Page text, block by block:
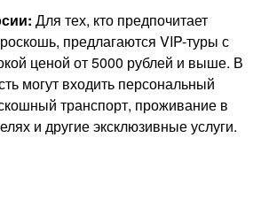
Для тех, кто предпочитает
предлагаются VIP-туры с
ценой от 5000 рублей и выше. В
могут входить персональный
транспорт, проживание в
и другие эксклюзивные услуги.